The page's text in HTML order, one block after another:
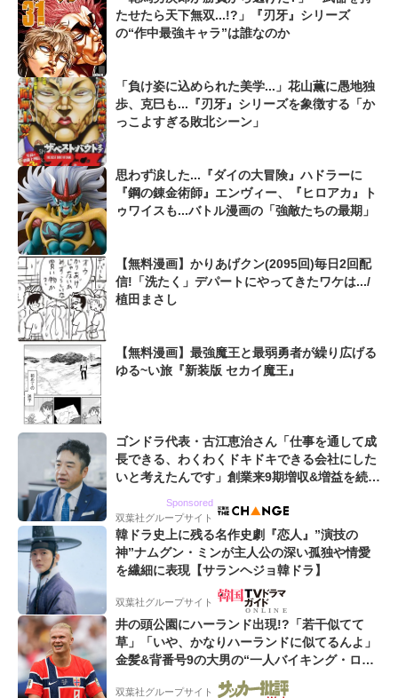
たせたら天下無双...!?」『刃牙』シリーズ
の“作中最強キャラ”は誰なのか
「負け姿に込められた美学...」花山薫に愚地独
歩、克巳も...『刃牙』シリーズを象徴する「か
っこよすぎる敗北シーン」
思わず涙した...『ダイの大冒険』ハドラーに
『鋼の錬金術師』エンヴィー、『ヒロアカ』ト
ゥワイスも...バトル漫画の「強敵たちの最期」
【無料漫画】かりあげクン(2095回)毎日2回配
信!「洗たく」デパートにやってきたワケは.../
植田まさし
【無料漫画】最強魔王と最弱勇者が繰り広げる
ゆる~い旅『新装版 セカイ魔王』
ゴンドラ代表・古江恵治さん「仕事を通して成
長できる、わくわくドキドキできる会社にした
いと考えたんです」創業来9期増収&増益を続け
Sponsored
双葉社グループサイト
韓ドラ史上に残る名作史劇『恋人』”演技の
神”ナムグン・ミンが主人公の深い孤独や情愛
を繊細に表現【サランヘジョ韓ドラ】
双葉社グループサイト
井の頭公園にハーランド出現!?「若干似てて
草」「いや、かなりハーランドに似てるんよ」
金髪&背番号9の大男の“一人バイキング・ロ
ー”映像が話題!「元気をもらった」
双葉社グループサイト